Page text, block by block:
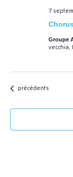
7
Groupe
vecchia,
Évènements
précédents